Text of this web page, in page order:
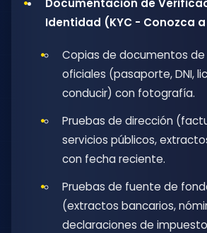
Identidad (KYC - Conozca
Copias de documentos
oficiales (pasaporte, DNI,
conducir) con fotografía.
Pruebas de dirección
servicios públicos,
con fecha reciente.
Pruebas de fuente de
(extractos bancarios,
declaraciones de